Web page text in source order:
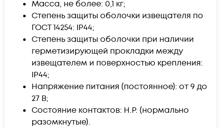
Масса, не более: 0,1 кг;
Степень защиты оболочки извещателя по
ГОСТ 14254: IP44;
Степень защиты оболочки при наличии
герметизирующей прокладки между
извещателем и поверхностью крепления:
IP44;
Напряжение питания (постоянное): от 9 до
27 В;
Состояние контактов: Н.Р. (нормально
разомкнутые).